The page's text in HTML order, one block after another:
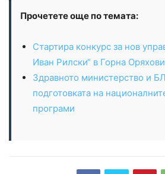
Прочетете още по темата:
Стартира конкурс за нов
Иван Рилски“ в Горна
Здравното министерство и
подготовката на
програми